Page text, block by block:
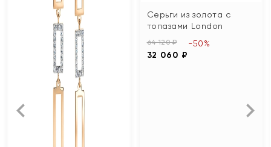
Серьги из золота с
топазами London
64 120 ₽
32 060 ₽
-50%